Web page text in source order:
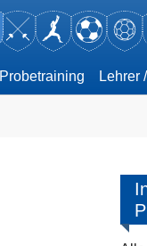
Probetraining Lehrer